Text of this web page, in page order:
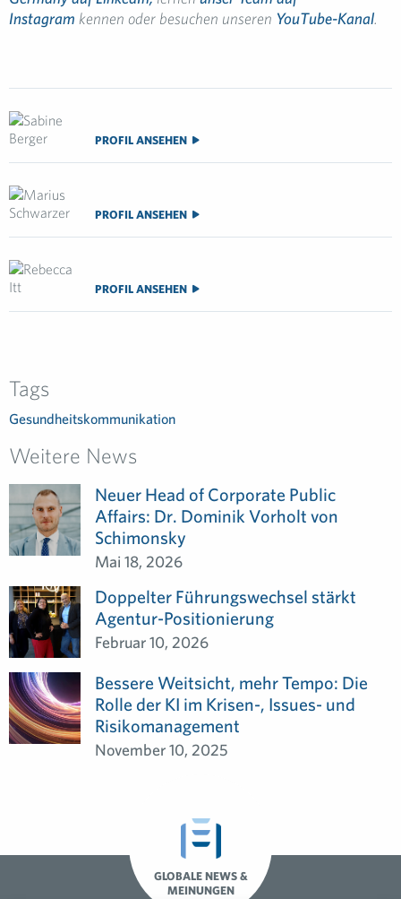
Instagram kennen oder besuchen unseren YouTube-Kanal.
PROFIL ANSEHEN
PROFIL ANSEHEN
PROFIL ANSEHEN
Tags
Gesundheitskommunikation
Weitere News
Neuer Head of Corporate Public
Affairs: Dr. Dominik Vorholt von
Schimonsky
Mai 18, 2026
Doppelter Führungswechsel stärkt
Agentur-Positionierung
Februar 10, 2026
Bessere Weitsicht, mehr Tempo: Die
Rolle der KI im Krisen-, Issues- und
Risikomanagement
November 10, 2025
GLOBALE NEWS &
MEINUNGEN